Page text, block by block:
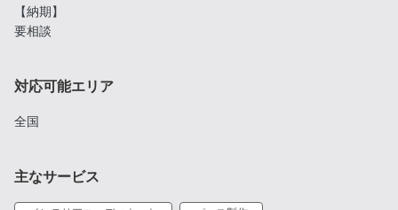
【納期】
要相談
対応可能エリア
全国
主なサービス